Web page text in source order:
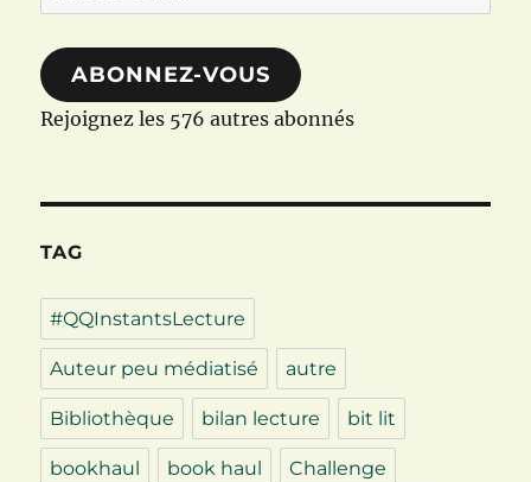
e-
mail
ABONNEZ-VOUS
Rejoignez les 576 autres abonnés
TAG
#QQInstantsLecture
Auteur peu médiatisé autre
Bibliothèque bilan lecture bit lit
bookhaul book haul Challenge